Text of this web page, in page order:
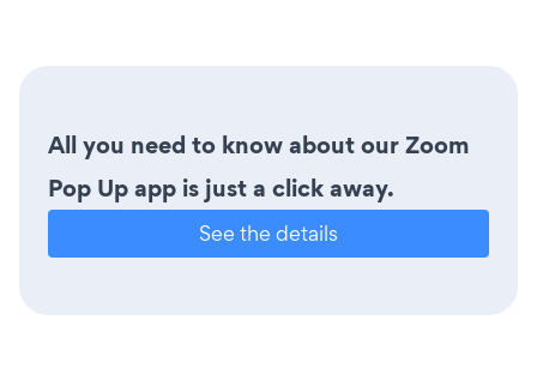
All you need to know about our Zoom
Pop Up app is just a click away.
See the details